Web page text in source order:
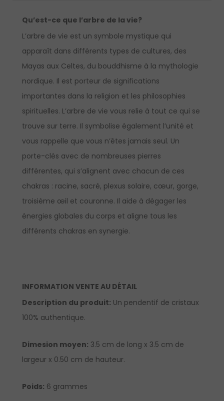
Qu’est-ce que l’arbre de la vie?
L’arbre de vie est un symbole mystique qui
apparaît dans différents types de cultures, des
Mayas aux Celtes, du bouddhisme à la mythologie
nordique. Il est porteur de significations
importantes dans la religion et les philosophies
spirituelles. L’arbre de vie vous relie à tout ce qui se
trouve sur terre. Il symbolise également l’unité et
vous rappelle que vous n’êtes jamais seul. Un
porte-clés avec de nombreuses pierres
différentes, qui s’alignent avec chacun de ces
chakras : racine, sacré, plexus solaire, cœur, gorge,
troisième œil et couronne. Il aide à dégager les
énergies globales du corps et aligne tous les
différents chakras en synergie.
INFORMATION VENTE AU DÉTAIL
Description du produit: Un pendentif de cristaux
100% authentique.
Dimesion moyen: 3.5 cm de long x 3.5 cm de
largeur x 0.50 cm de hauteur.
Poids: 6 grammes